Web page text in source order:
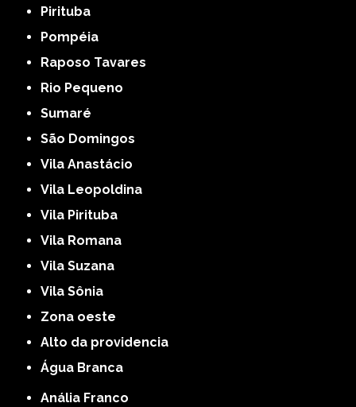
Pirituba
Pompéia
Raposo Tavares
Rio Pequeno
Sumaré
São Domingos
Vila Anastácio
Vila Leopoldina
Vila Pirituba
Vila Romana
Vila Suzana
Vila Sônia
Zona oeste
alto da providencia
Água Branca
Anália Franco